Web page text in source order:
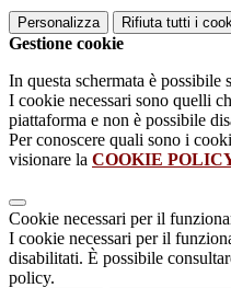
Personalizza Rifiuta tutti i
Gestione cookie
In questa schermata è
I cookie necessari sono quelli
piattaforma e non è possibile
Per conoscere quali sono i
visionare la COOKIE
Cookie necessari per il
I cookie necessari per il
disabilitati. È possibile
policy.